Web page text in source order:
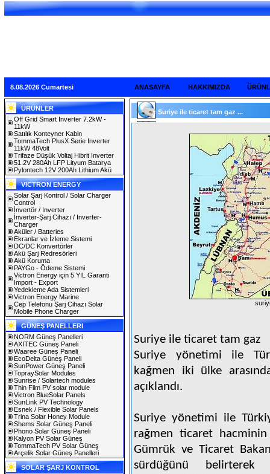
8.08.2026 Cumartesi ANASAYFA HAKKIMIZDA
ÜRÜNLER
Off Grid Smart Inverter 7.2kW -
11kW
Satılık Konteyner Kabin
TommaTech PlusX Serie Inverter
11kW 48Volt
Trifaze Düşük Voltaj Hibrit İnverter
51.2V 280Ah LFP Lityum Batarya
Pylontech 12V 200Ah Lithium Akü
VICTRON ENERGY
Solar Şarj Kontrol / Solar Charger
Control
İnvertör / Inverter
İnverter-Şarj Cihazı / Inverter-
Charger
Aküler / Batteries
Ekranlar ve İzleme Sistemi
DC/DC Konvertörler
Akü Şarj Redresörleri
Akü Koruma
PAYGo - Ödeme Sistemi
Victron Energy için 5 YIL Garanti
Import - Export
Yedekleme Ada Sistemleri
Victron Energy Marine
Cep Telefonu Şarj Cihazı Solar
Mobile Phone Charger
GÜNEŞ PANELLERI
NORM Güneş Panelleri
AXITEC Güneş Paneli
Waaree Güneş Paneli
EcoDelta Güneş Paneli
SunPower Güneş Paneli
TopraySolar Modules
Sunrise / Solartech modules
Thin Film PV solar module
Victron BlueSolar Panels
SunLink PV Technology
Esnek / Flexible Solar Panels
Trina Solar Honey Module
Shems Solar Güneş Paneli
Phono Solar Güneş Paneli
Kalyon PV Solar Güneş
TommaTech PV Solar Güneş
Arçelik Solar Güneş Panelleri
SOLAR ŞARJ KONTROL
Suriye ile ticaret tam gaz ...
Suriye ile ticaret tam gaz
Suriye yönetimi ile
kağmen iki ülke
açıklandı.
Suriye yönetimi ile
rağmen ticaret
Gümrük ve Ticaret
sürdüğünü